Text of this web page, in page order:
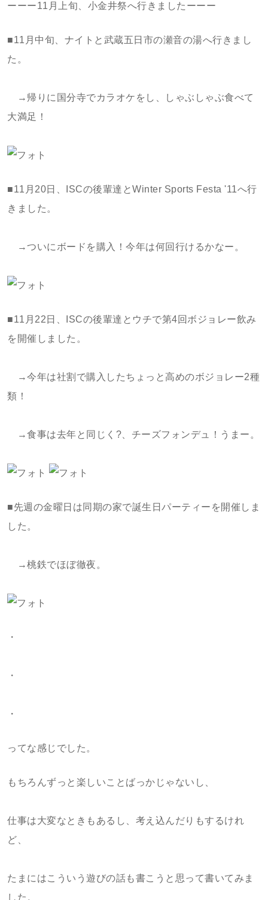
ーーー11月上旬、小金井祭へ行きましたーーー
■11月中旬、ナイトと武蔵五日市の瀬音の湯へ行きまし
た。
→帰りに国分寺でカラオケをし、しゃぶしゃぶ食べて
大満足！
■11月20日、ISCの後輩達とWinter Sports Festa '11へ行
きました。
→ついにボードを購入！今年は何回行けるかなー。
■11月22日、ISCの後輩達とウチで第4回ボジョレー飲み
を開催しました。
→今年は社割で購入したちょっと高めのボジョレー2種
類！
→食事は去年と同じく?、チーズフォンデュ！うまー。
■先週の金曜日は同期の家で誕生日パーティーを開催しま
した。
→桃鉄でほぼ徹夜。
・
・
・
ってな感じでした。
もちろんずっと楽しいことばっかじゃないし、
仕事は大変なときもあるし、考え込んだりもするけれ
ど、
たまにはこういう遊びの話も書こうと思って書いてみま
した。